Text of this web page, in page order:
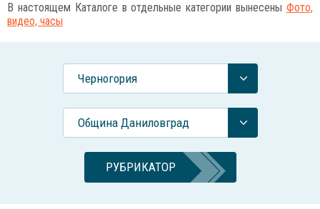
В настоящем Каталоге в отдельные категории вынесены Фото,
видео, часы
Черногория
Община Даниловград
РУБРИКАТОР